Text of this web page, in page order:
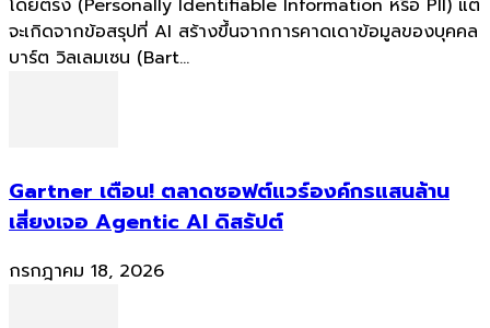
โดยตรง (Personally Identifiable Information หรือ PII) แต่
จะเกิดจากข้อสรุปที่ AI สร้างขึ้นจากการคาดเดาข้อมูลของบุคคล
บาร์ต วิลเลมเซน (Bart...
Gartner เตือน! ตลาดซอฟต์แวร์องค์กรแสนล้าน
เสี่ยงเจอ Agentic AI ดิสรัปต์
กรกฎาคม 18, 2026